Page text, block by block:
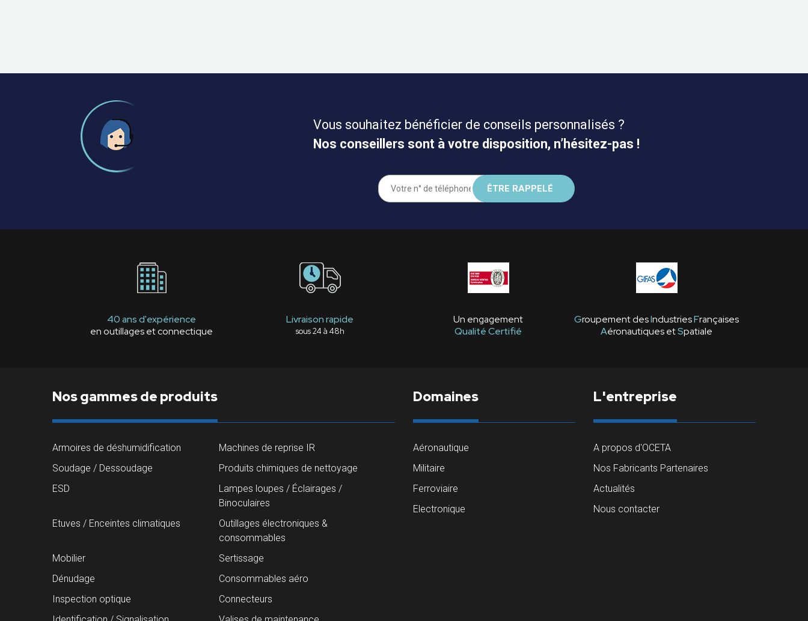
Vous souhaitez bénéficier de conseils personnalisés ?
Nos conseillers sont à votre disposition, n’hésitez-pas !
40 ans d'expérience
en outillages et connectique
Livraison rapide
sous 24 à 48h
Un engagement
Qualité Certifié
Groupement desIndustriesFrançaises
Aéronautiques etSpatiale
Nos gammes de produits
Armoires de déshumidification
Machines de reprise IR
Soudage / Dessoudage
Produits chimiques de nettoyage
ESD
Lampes loupes / Éclairages /
Binoculaires
Etuves / Enceintes climatiques
Outillages électroniques &
consommables
Mobilier
Sertissage
Dénudage
Consommables aéro
Inspection optique
Connecteurs
Domaines
Aéronautique
Militaire
Ferroviaire
Electronique
L'entreprise
A propos d'OCETA
Nos Fabricants Partenaires
Actualités
Nous contacter